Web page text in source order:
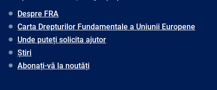
Despre FRA
Carta Drepturilor Fundamentale a Uniunii Europene
Unde puteți solicita ajutor
Știri
Abonați-vă la noutăți